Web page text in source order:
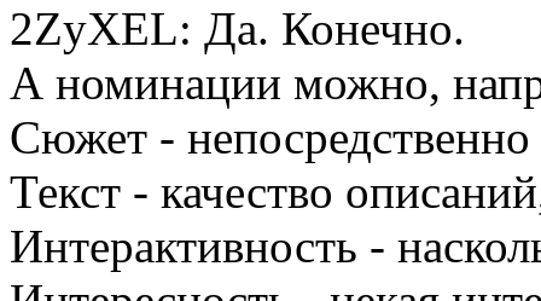
2ZyXEL: Да. Конечно.
А номинации можно,
Сюжет -
Текст - качество
Интерактивность -